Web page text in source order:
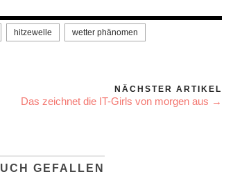
hitzewelle wetter phänomen
NÄCHSTER ARTIKEL
Das zeichnet die IT-Girls von morgen aus →
GEFALLEN